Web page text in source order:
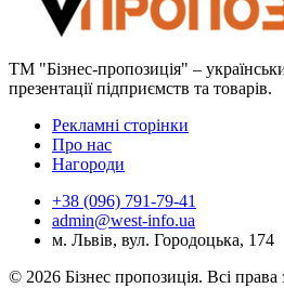
ТМ "Бізнес-пропозиція" –
презентації підприємств та товарів.
Рекламні сторінки
Про нас
Нагороди
+38 (096) 791-79-41
admin@west-info.ua
м. Львів, вул. Городоцька, 174
© 2026 Бізнес пропозиція. Всі